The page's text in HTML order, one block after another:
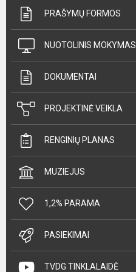
PRAŠYMŲ FORMOS
NUOTOLINIS MOKYMAS
DOKUMENTAI
PROJEKTINĖ VEIKLA
RENGINIŲ PLANAS
MUZIEJUS
1,2% PARAMA
PASIEKIMAI
TVDG TINKLALAIDĖ